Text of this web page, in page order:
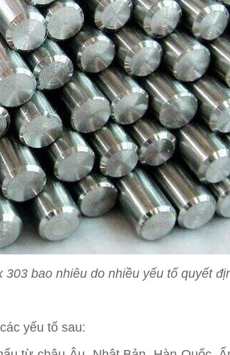
303 bao nhiêu do nhiều yếu tố quyết
yếu tố sau: